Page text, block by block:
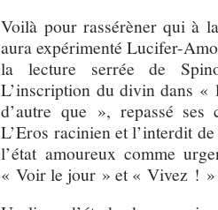
Voilà pour rassérèner qui à
aura expérimenté Lucifer-
la lecture serrée de
L’inscription du divin dans «
d’autre que », repassé
L’Eros racinien et l’interdit
l’état amoureux comme
« Voir le jour » et « Vivez !